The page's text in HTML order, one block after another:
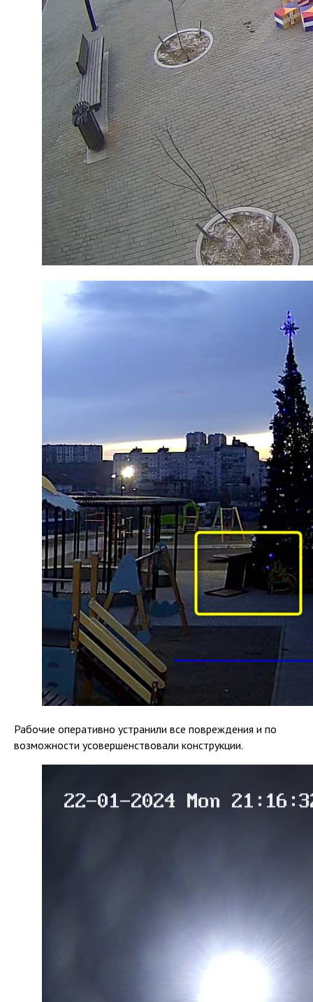
Рабочие оперативно устранили все повреждения и по
возможности усовершенствовали конструкции.